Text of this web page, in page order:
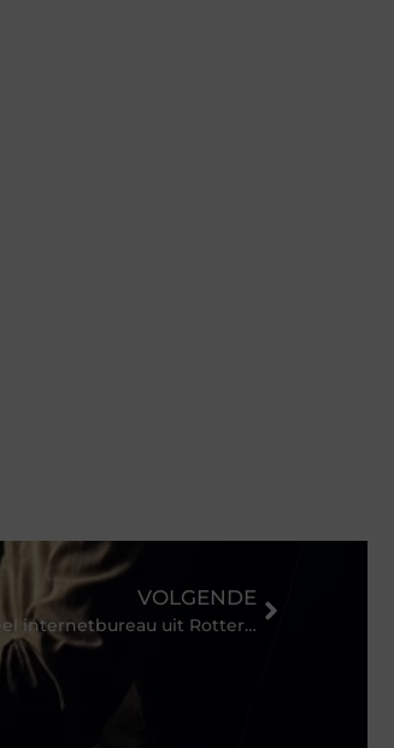
VOLGENDE
Een professioneel internetbureau uit Rotterdam | Zicht Online